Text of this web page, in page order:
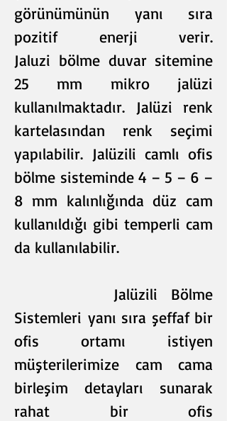
görünümünün yanı sıra
pozitif enerji verir.
Jaluzi bölme duvar sitemine
25 mm mikro jalüzi
kullanılmaktadır. Jalüzi renk
kartelasından renk seçimi
yapılabilir. Jalüzili camlı ofis
bölme sisteminde 4 – 5 – 6 –
8 mm kalınlığında düz cam
kullanıldığı gibi temperli cam
da kullanılabilir.
Jalüzili Bölme
Sistemleri yanı sıra şeffaf bir
ofis ortamı istiyen
müşterilerimize cam cama
birleşim detayları sunarak
rahat bir ofis